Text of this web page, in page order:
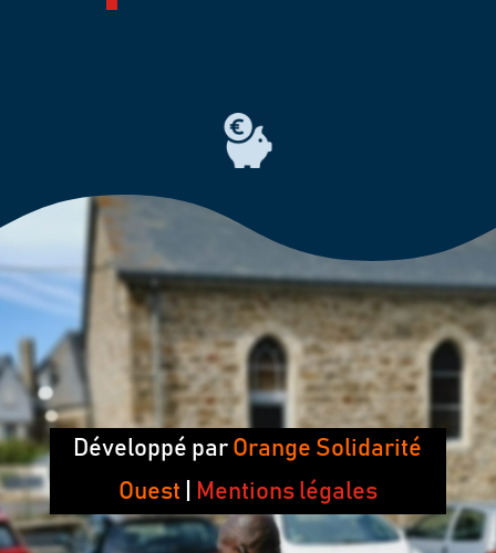
Développé par Orange Solidarité
Ouest
Mentions légales